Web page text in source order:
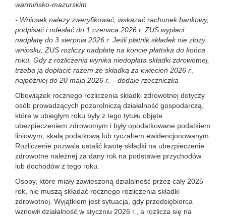
warmińsko-mazurskim
- Wniosek należy zweryfikować, wskazać rachunek bankowy,
podpisać i odesłać do 1 czerwca 2026 r. ZUS wypłaci
nadpłatę do 3 sierpnia 2026 r. Jeśli płatnik składek nie złoży
wniosku, ZUS rozliczy nadpłatę na koncie płatnika do końca
roku. Gdy z rozliczenia wynika niedopłata składki zdrowotnej,
trzeba ją dopłacić razem ze składką za kwiecień 2026 r.,
najpóźniej do 20 maja 2026 r. – dodaje rzeczniczka
Obowiązek rocznego rozliczenia składki zdrowotnej dotyczy
osób prowadzących pozarolniczą działalność gospodarczą,
które w ubiegłym roku były z tego tytułu objęte
ubezpieczeniem zdrowotnym i były opodatkowane podatkiem
liniowym, skalą podatkową lub ryczałtem ewidencjonowanym.
Rozliczenie pozwala ustalić kwotę składki na ubezpieczenie
zdrowotne należnej za dany rok na podstawie przychodów
lub dochodów z tego roku.
Osoby, które miały zawieszoną działalność przez cały 2025
rok, nie muszą składać rocznego rozliczenia składki
zdrowotnej. Wyjątkiem jest sytuacja, gdy przedsiębiorca
wznowił działalność w styczniu 2026 r., a rozlicza się na